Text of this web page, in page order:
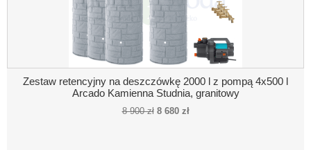
Zestaw retencyjny na deszczówkę 2000 l z pompą 4x500 l
Arcado Kamienna Studnia, granitowy
8 900 zł 8 680 zł